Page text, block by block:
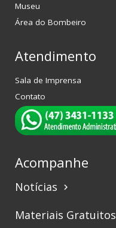
Museu
Área do Bombeiro
Atendimento
Sala de Imprensa
Contato
Acompanhe
Notícias keyboard_arrow_right
Materiais Gratuitos